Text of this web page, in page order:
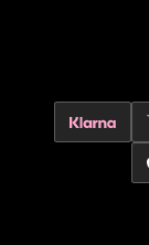
Støperivn.
Åpent i